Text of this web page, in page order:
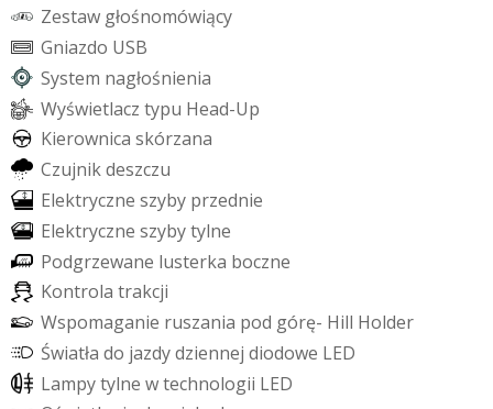
Zestaw głośnomówiący
Gniazdo USB
System nagłośnienia
Wyświetlacz typu Head-Up
Kierownica skórzana
Czujnikdeszczu
Elektryczne szyby przednie
Elektryczne szybytylne
Podgrzewane lusterka boczne
Kontrola trakcji
Wspomaganie ruszania pod górę- Hill Holder
Światła do jazdydziennej diodowe LED
Lampytylne wtechnologii LED